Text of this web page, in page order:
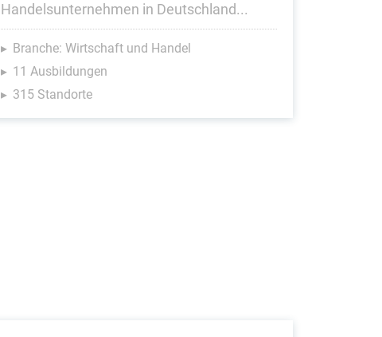
Handelsunternehmen in Deutschland...
Branche: Wirtschaft und Handel
11 Ausbildungen
315 Standorte